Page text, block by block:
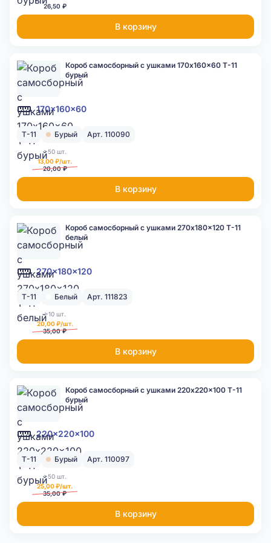
26,50 ₽
В корзину
170x160x60
Короб самосборный с ушками 170x160x60 Т-11
бурый
Т-11 Бурый Арт. 110090
>50 шт.
13,00 ₽/шт.
20,00 ₽
В корзину
270x180x120
Короб самосборный с ушками 270x180x120 Т-11
белый
Т-11 Белый Арт. 111823
>10 шт.
20,00 ₽/шт.
35,00 ₽
В корзину
220x220x100
Короб самосборный с ушками 220x220x100 Т-11
бурый
Т-11 Бурый Арт. 110097
>50 шт.
25,00 ₽/шт.
35,00 ₽
В корзину